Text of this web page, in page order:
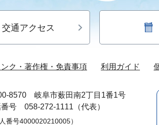
通アクセス
ンク・著作権・免責事項 利用ガイド
8570
岐阜市薮田南2丁目1番1号
番号 058-272-1111（代表）
人番号4000020210005）